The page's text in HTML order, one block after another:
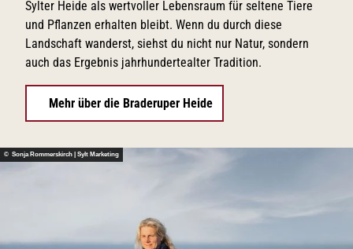
Sylter Heide als wertvoller Lebensraum für seltene Tiere
und Pflanzen erhalten bleibt. Wenn du durch diese
Landschaft wanderst, siehst du nicht nur Natur, sondern
auch das Ergebnis jahrhundertealter Tradition.
Mehr über die Braderuper Heide
© Sonja Rommerskirch | Sylt Marketing